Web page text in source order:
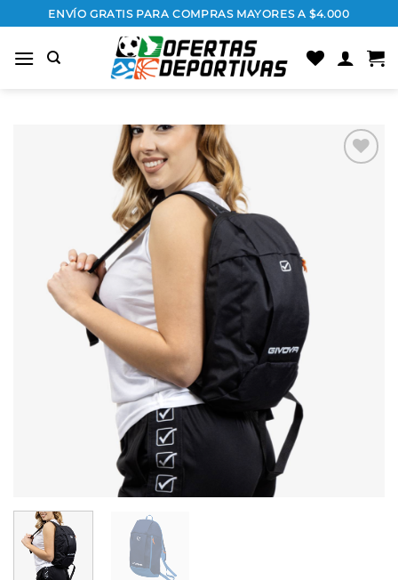
al
contenido
ENVÍO GRATIS PARA COMPRAS MAYORES A $4.000